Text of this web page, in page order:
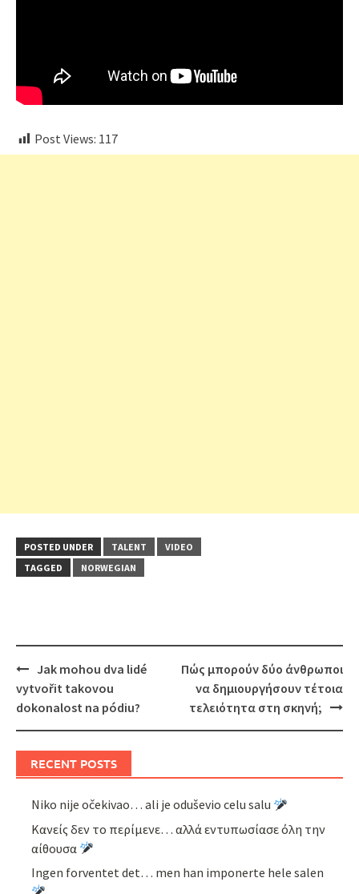
Post Views: 117
POSTED UNDER TALENT
VIDEO
TAGGED
NORWEGIAN
Post
navigation
Jak mohou dva lidé
vytvořit takovou
dokonalost na pódiu?
Πώς μπορούν δύο άνθρωποι
να δημιουργήσουν τέτοια
τελειότητα στη σκηνή;
RECENT POSTS
Niko nije očekivao… ali je oduševio celu salu
Κανείς δεν το περίμενε… αλλά εντυπωσίασε όλη την
αίθουσα
Ingen forventet det… men han imponerte hele salen